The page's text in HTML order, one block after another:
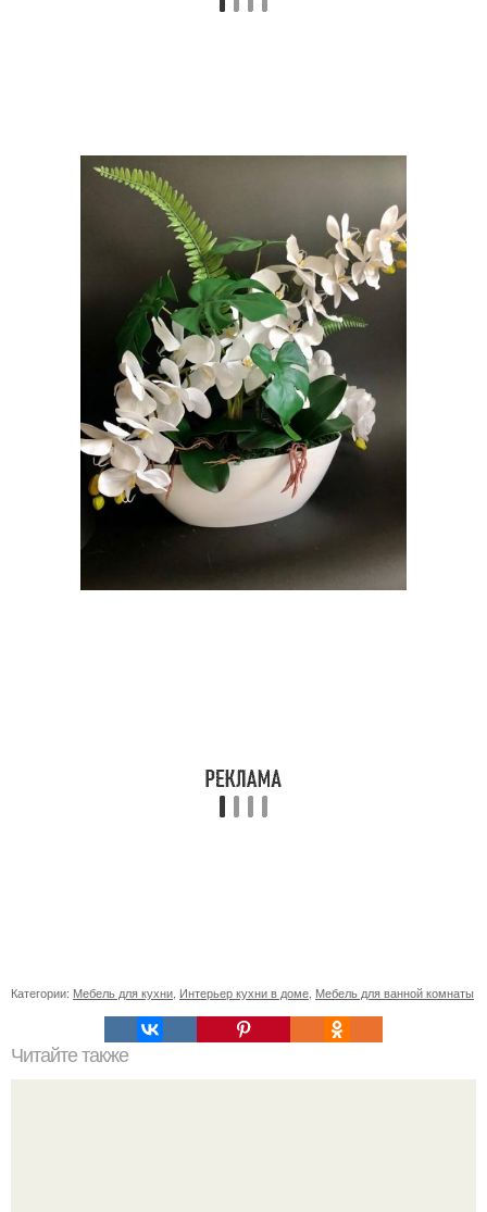
Категории: Мебель для кухни, Интерьер кухни в доме, Мебель для ванной комнаты
Читайте также